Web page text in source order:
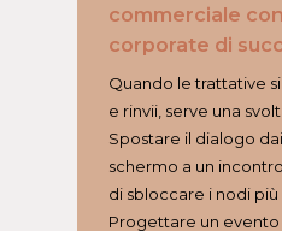
commerciale
corporate di
Quando le trattative
e rinvii, serve una
Spostare il dialogo
schermo a un
di sbloccare i nodi più
Progettare un